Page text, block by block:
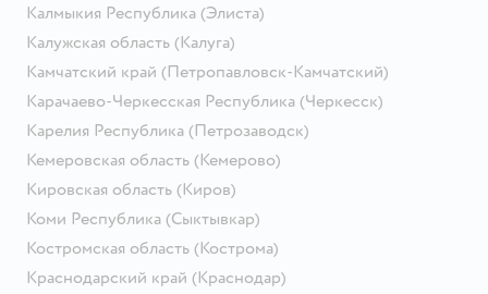
Калмыкия Республика (Элиста)
Калужская область (Калуга)
Камчатский край (Петропавловск-Камчатский)
Карачаево-Черкесская Республика (Черкесск)
Карелия Республика (Петрозаводск)
Кемеровская область (Кемерово)
Кировская область (Киров)
Коми Республика (Сыктывкар)
Костромская область (Кострома)
Краснодарский край (Краснодар)